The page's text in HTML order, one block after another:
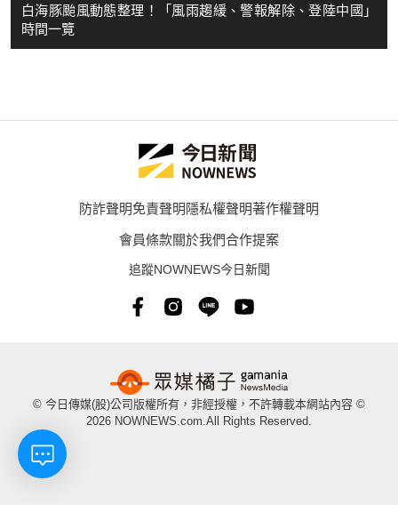
白海豚颱風動態整理！「風雨趨緩、警報解除、登陸中國」
時間一覽
防詐聲明免責聲明隱私權聲明著作權聲明
會員條款關於我們合作提案
追蹤NOWNEWS今日新聞
© 今日傳媒(股)公司版權所有，非經授權，不許轉載本網站內容 ©
2026 NOWNEWS.com.All Rights Reserved.